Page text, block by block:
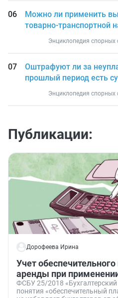
Можно ли применить
товарно-транспортной
Энциклопедия спорных
Оштрафуют ли за
прошлый период есть
Энциклопедия спорных
Публикации:
Дорофеева Ирина
Учет
аренды при
ФСБУ 25/2018
понятия «обеспечительный